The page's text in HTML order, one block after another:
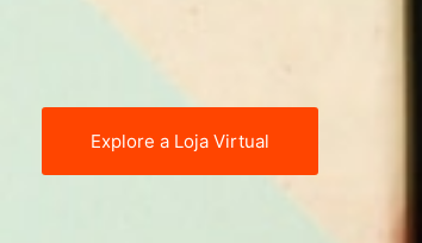
Explore a Loja Virtual